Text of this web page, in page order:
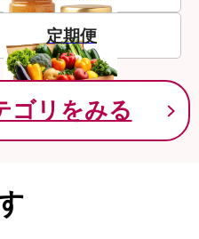
定期便
ゴリをみる